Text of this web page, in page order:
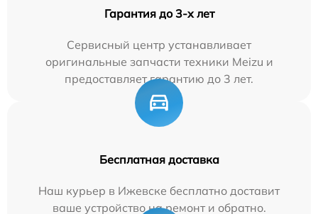
Гарантия до 3-х лет
Сервисный центр устанавливает
оригинальные запчасти техники Meizu и
предоставляет гарантию до 3 лет.
Бесплатная доставка
Наш курьер в Ижевске бесплатно доставит
ваше устройство на ремонт и обратно.